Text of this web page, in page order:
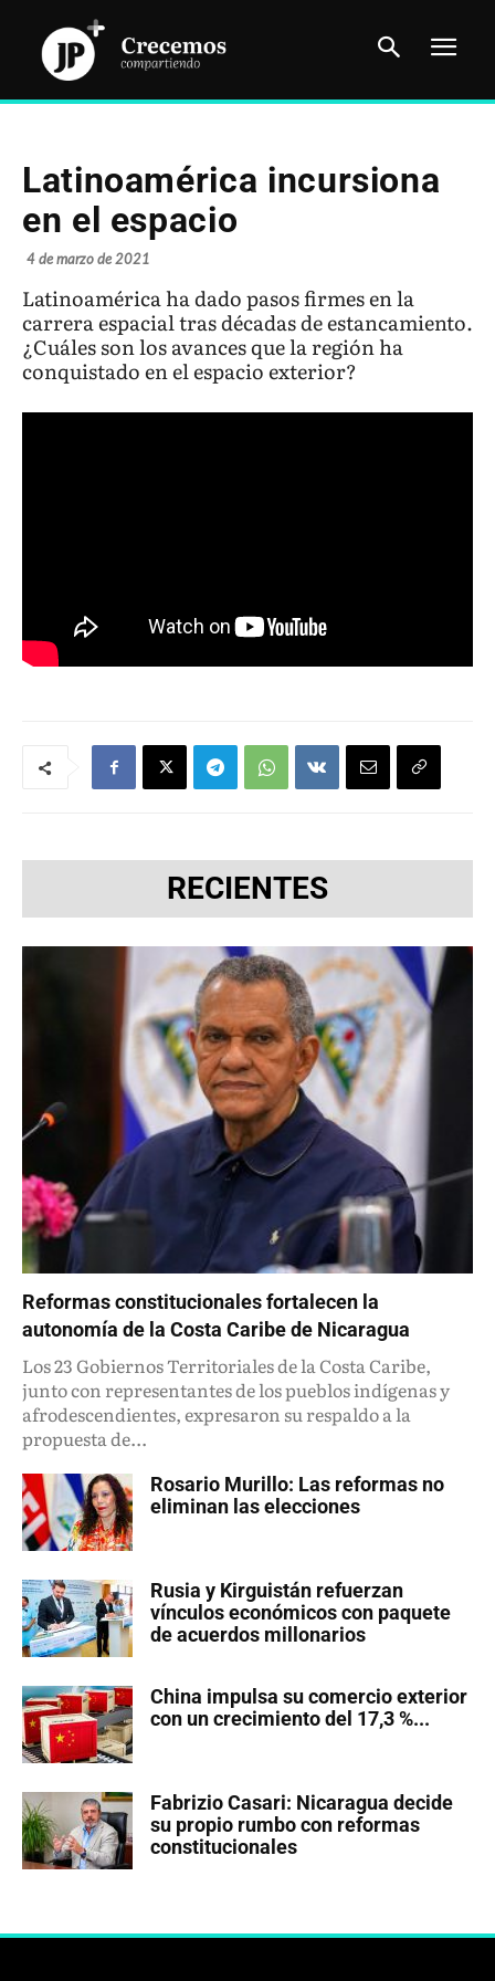
Latinoamérica incursiona
en el espacio
4 de marzo de 2021
Latinoamérica ha dado pasos firmes en la
carrera espacial tras décadas de estancamiento.
¿Cuáles son los avances que la región ha
conquistado en el espacio exterior?
RECIENTES
Reformas constitucionales fortalecen la
autonomía de la Costa Caribe de Nicaragua
Los 23 Gobiernos Territoriales de la Costa Caribe,
junto con representantes de los pueblos indígenas y
afrodescendientes, expresaron su respaldo a la
propuesta de...
Rosario Murillo: Las reformas no
eliminan las elecciones
Rusia y Kirguistán refuerzan
vínculos económicos con paquete
de acuerdos millonarios
China impulsa su comercio exterior
con un crecimiento del 17,3 %...
Fabrizio Casari: Nicaragua decide
su propio rumbo con reformas
constitucionales